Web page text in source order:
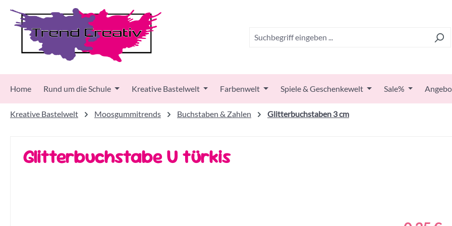
Hauptinhalt springen
Zur Suche springen
Zur Hauptnavigation springen
Home Rund um die Schule Kreative Bastelwelt Farbenwelt Spiele & Geschenkewelt Sale%
Kreative Bastelwelt Moosgummitrends Buchstaben & Zahlen Glitterbuchstaben 3 cm
Glitterbuchstabe U türkis
Regulärer